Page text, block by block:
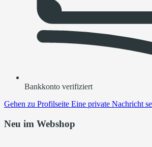
Bankkonto verifiziert
Gehen zu Profilseite Eine private Nachricht
Neu im Webshop